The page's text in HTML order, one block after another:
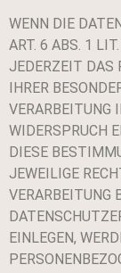
WENN DIE
ART. 6 ABS. 1
JEDERZEIT DAS
IHRER
VERARBEITUNG
WIDERSPRUCH
DIESE
JEWEILIGE
VERARBEITUNG
EINLEGEN,